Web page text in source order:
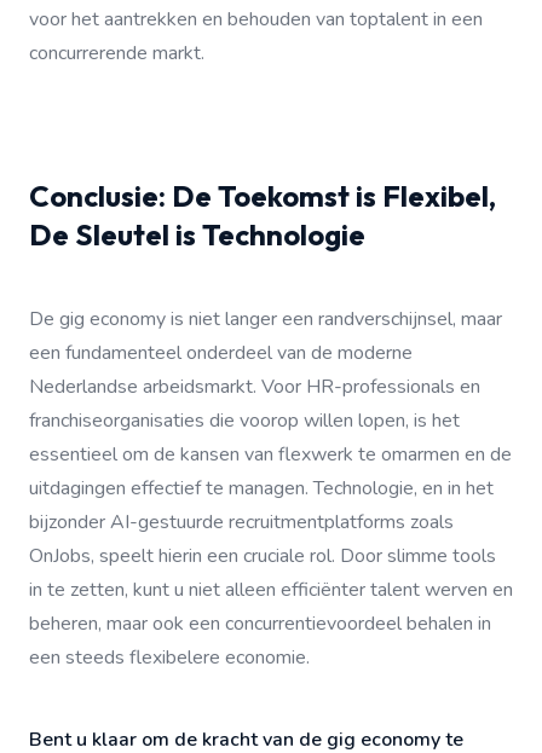
voor het aantrekken en behouden van toptalent in een
concurrerende markt.
Conclusie: De Toekomst is Flexibel,
De Sleutel is Technologie
De gig economy is niet langer een randverschijnsel, maar
een fundamenteel onderdeel van de moderne
Nederlandse arbeidsmarkt. Voor HR-professionals en
franchiseorganisaties die voorop willen lopen, is het
essentieel om de kansen van flexwerk te omarmen en de
uitdagingen effectief te managen. Technologie, en in het
bijzonder AI-gestuurde recruitmentplatforms zoals
OnJobs, speelt hierin een cruciale rol. Door slimme tools
in te zetten, kunt u niet alleen efficiënter talent werven en
beheren, maar ook een concurrentievoordeel behalen in
een steeds flexibelere economie.
Bent u klaar om de kracht van de gig economy te